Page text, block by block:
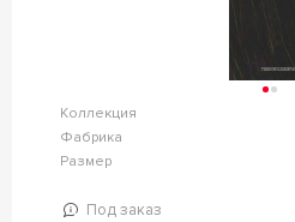
Коллекция
Фабрика
Размер
Под заказ